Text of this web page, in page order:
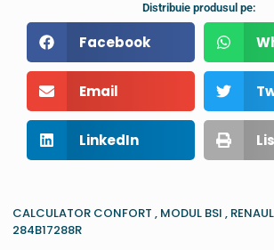
Distribuie produsul pe:
Facebook
Email
LinkedIn
CALCULATOR CONFORT , MODUL BSI ,
284B17288R